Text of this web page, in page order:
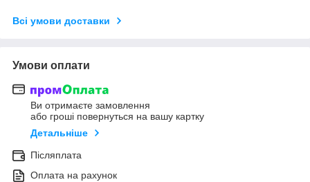
Всі умови доставки
Умови оплати
Ви отримаєте замовлення
або гроші повернуться на вашу картку
Детальніше
Післяплата
Оплата на рахунок